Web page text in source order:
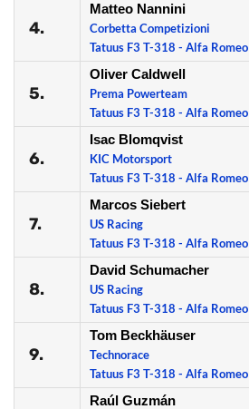
4.
Matteo Nannini
Corbetta Competizioni
Tatuus F3 T-318 - Alfa Romeo
5.
Oliver Caldwell
Prema Powerteam
Tatuus F3 T-318 - Alfa Romeo
6.
Isac Blomqvist
KIC Motorsport
Tatuus F3 T-318 - Alfa Romeo
7.
Marcos Siebert
US Racing
Tatuus F3 T-318 - Alfa Romeo
8.
David Schumacher
US Racing
Tatuus F3 T-318 - Alfa Romeo
9.
Tom Beckhäuser
Technorace
Tatuus F3 T-318 - Alfa Romeo
Raúl Guzmán